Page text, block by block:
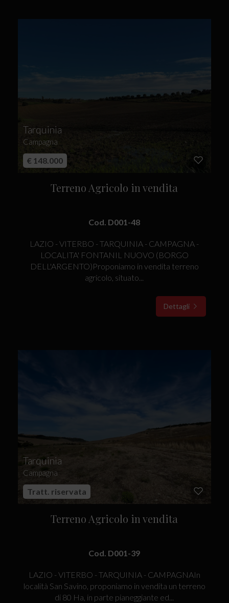
Tarquinia
Campagna
€ 148.000
Terreno Agricolo in vendita
Cod. D001-48
LAZIO - VITERBO - TARQUINIA - CAMPAGNA -
LOCALITA' FONTANIL NUOVO (BORGO
DELL'ARGENTO)Proponiamo in vendita terreno
agricolo, situato...
Dettagli
Tarquinia
Campagna
Tratt. riservata
Terreno Agricolo in vendita
Cod. D001-39
LAZIO - VITERBO - TARQUINIA - CAMPAGNAIn
località San Savino, proponiamo in vendita un terreno
di 80 Ha, in parte pianeggiante ed...